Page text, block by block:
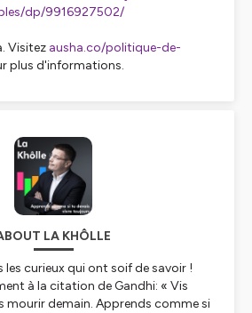
dp/9916927502/
Visitez ausha.co/politique-de-
plus d'informations.
LA KHÔLLE
les curieux qui ont soif de savoir !
à la citation de Gandhi: « Vis
mourir demain. Apprends comme si